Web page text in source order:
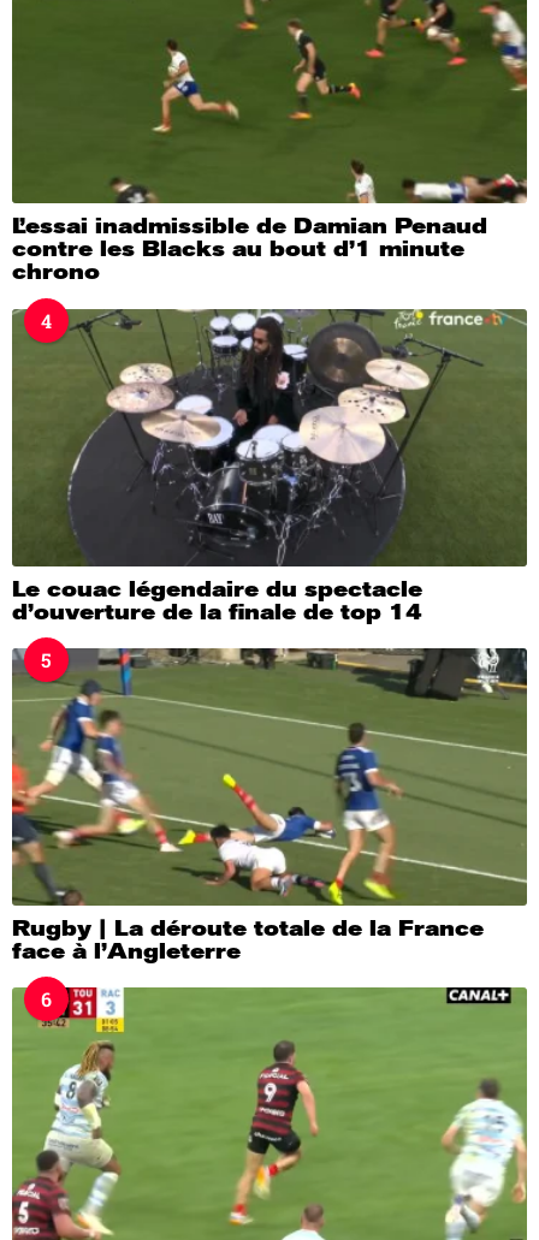
L’essai inadmissible de Damian Penaud
contre les Blacks au bout d’1 minute
chrono
4
Le couac légendaire du spectacle
d’ouverture de la finale de top 14
5
Rugby | La déroute totale de la France
face à l’Angleterre
6